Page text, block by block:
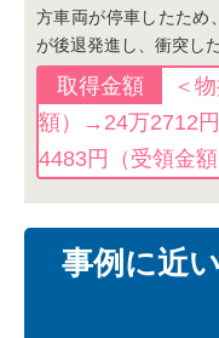
方車両が停車したため
が後退発進し、衝突し
＜
額）→24万2712
4483円（受領金額
事例に近